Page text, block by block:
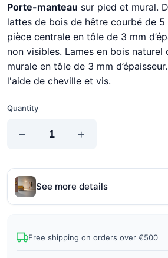
Porte-manteau sur pied et mural.
lattes de bois de hêtre courbé de 5
pièce centrale en tôle de 3 mm
non visibles. Lames en bois naturel
murale en tôle de 3 mm
l'aide de cheville et vis.
Quantity
− +
See more details
Free shipping on orders over €500